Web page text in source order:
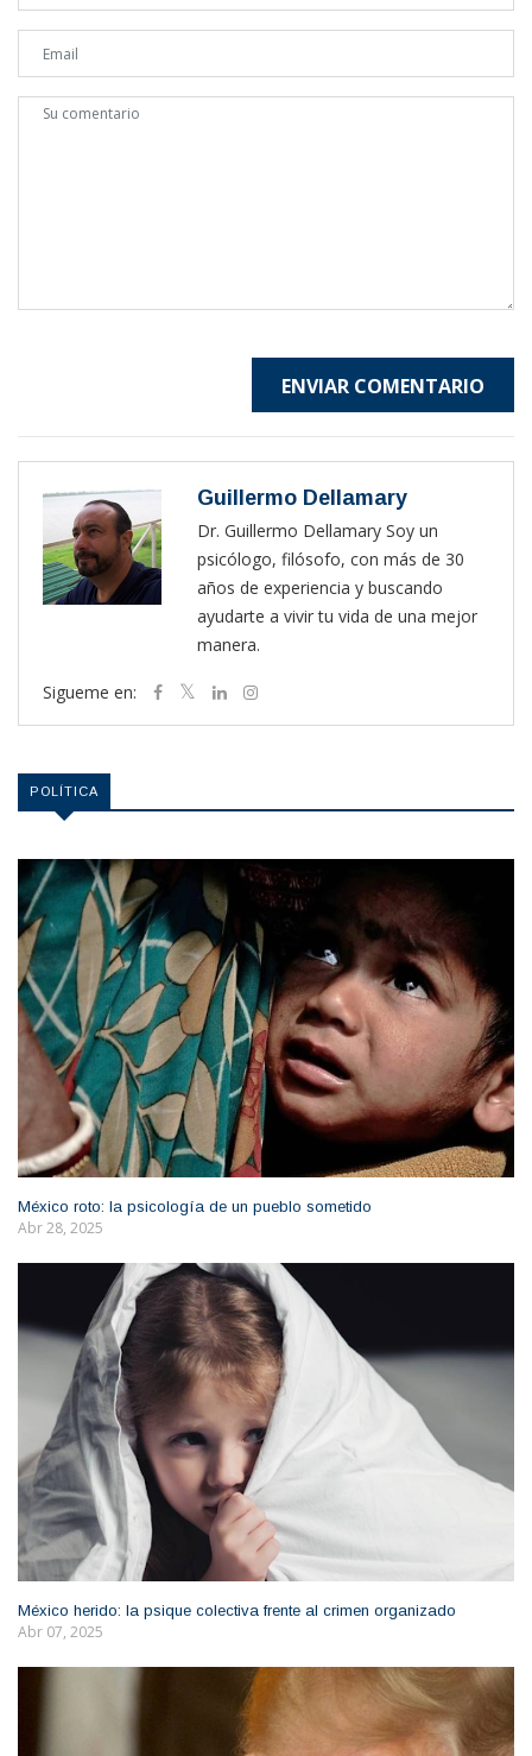
ENVIAR COMENTARIO
Guillermo Dellamary
Dr. Guillermo Dellamary Soy un
psicólogo, filósofo, con más de 30
años de experiencia y buscando
ayudarte a vivir tu vida de una mejor
manera.
Sigueme en:
POLÍTICA
México roto: la psicología de un pueblo sometido
Abr 28, 2025
México herido: la psique colectiva frente al crimen organizado
Abr 07, 2025